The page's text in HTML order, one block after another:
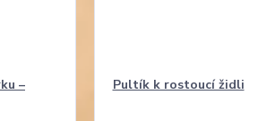
–
Pultík k rostoucí židli